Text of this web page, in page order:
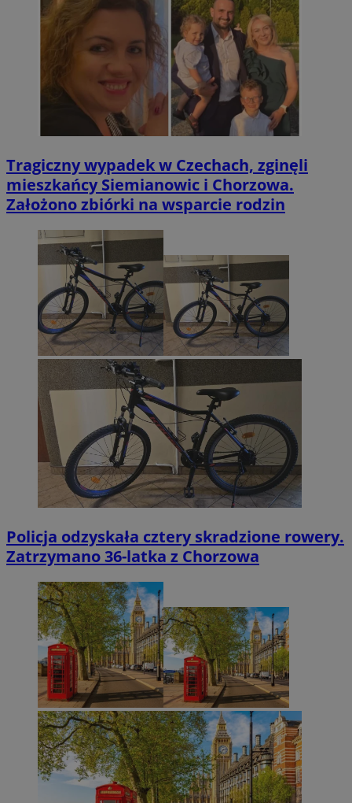
Tragiczny wypadek w Czechach, zginęli
mieszkańcy Siemianowic i Chorzowa.
Założono zbiórki na wsparcie rodzin
Policja odzyskała cztery skradzione rowery.
Zatrzymano 36-latka z Chorzowa